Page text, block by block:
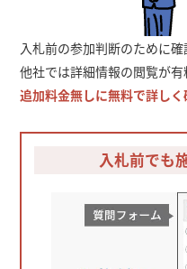
入札前の参加判断のために確
他社では詳細情報の閲覧が
追加料金無しに無料で詳しく
入札前でも